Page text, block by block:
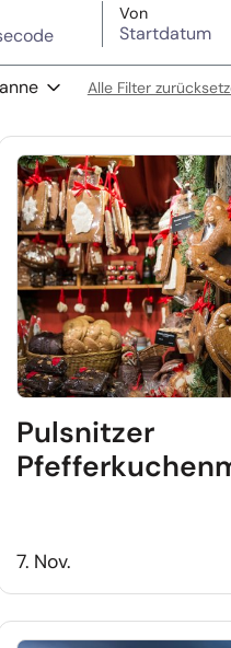
VonStartdatum
Alle Filter
setzen
Schloss Herrenhausen
Pulsnitzer
7. Nov.